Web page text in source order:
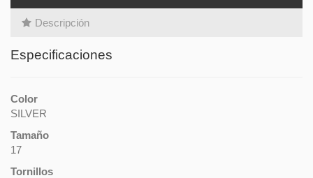
Descripción
Especificaciones
Color
SILVER
Tamaño
17
Tornillos